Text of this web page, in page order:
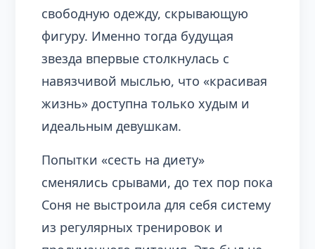
свободную одежду, скрывающую
фигуру. Именно тогда будущая
звезда впервые столкнулась с
навязчивой мыслью, что «красивая
жизнь» доступна только худым и
идеальным девушкам.
Попытки «сесть на диету»
сменялись срывами, до тех пор пока
Соня не выстроила для себя систему
из регулярных тренировок и